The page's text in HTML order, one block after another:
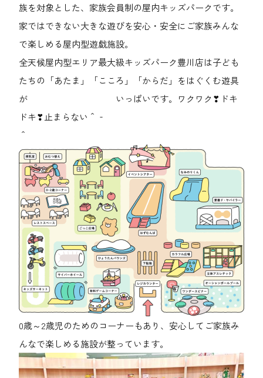
族を対象とした、家族会員制の屋内キッズパークです。
家ではできない大きな遊びを安心・安全にご家族みんな
で楽しめる屋内型遊戯施設。
全天候屋内型エリア最大級キッズパーク豊川店は子ども
たちの「あたま」「こころ」「からだ」をはぐくむ遊具
が いっぱいです。ワクワク❣ドキ
ドキ❣止まらない＾‐
0歳～2歳児のためのコーナーもあり、安心してご家族み
んなで楽しめる施設が整っています。